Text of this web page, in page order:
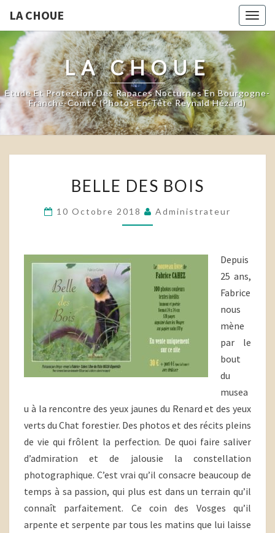
LA CHOUE
LA CHOUE
Etude Et Protection Des Rapaces Nocturnes En Bourgogne-
Franche-Comté (photos En-Tête Reynald Hézard)
DES
BOIS
BELLE DES BOIS
10 Octobre 2018 Administrateur
Depuis
25 ans,
Fabrice
nous
mène
par le
bout
du
musea
u à la rencontre des yeux jaunes du Renard et des yeux
verts du Chat forestier. Des photos et des récits pleins
de vie qui frôlent la perfection. De quoi faire saliver
d’admiration et de jalousie la constellation
photographique. C’est vrai qu’il consacre beaucoup de
temps à sa passion, qui plus est dans un terrain qu’il
connaît parfaitement. Ce coin des Vosges qu’il
arpente et serpente par tous les matins que lui laisse